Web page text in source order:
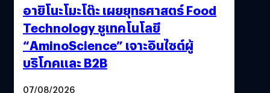
อายิโนะโมะโต๊ะ เผยยุทธศาสตร์ Food
Technology ชูเทคโนโลยี
“AminoScience” เจาะอินไซต์ผู้
บริโภคและ B2B
07/08/2026